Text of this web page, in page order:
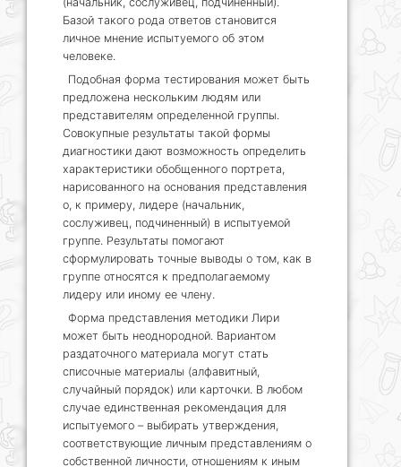
Базой такого рода ответов становится
личное мнение испытуемого об этом
человеке.
Подобная форма тестирования может быть
предложена нескольким людям или
представителям определенной группы.
Совокупные результаты такой формы
диагностики дают возможность определить
характеристики обобщенного портрета,
нарисованного на основания представления
о, к примеру, лидере (начальник,
сослуживец, подчиненный) в испытуемой
группе. Результаты помогают
сформулировать точные выводы о том, как в
группе относятся к предполагаемому
лидеру или иному ее члену.
Форма представления методики Лири
может быть неоднородной. Вариантом
раздаточного материала могут стать
списочные материалы (алфавитный,
случайный порядок) или карточки. В любом
случае единственная рекомендация для
испытуемого – выбирать утверждения,
соответствующие личным представлениям о
собственной личности, отношениям к иным